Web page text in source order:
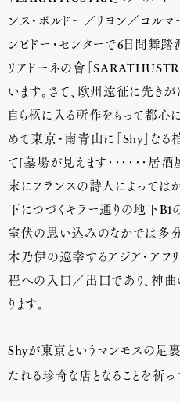
ンス・ボルドー／リヨン／コルマ
ンピドー・センターで6日間舞
リアドーネの會「
います。さて、欧州遠征に先き
自ら柩に入る所作をもって都
めて東京・南青山に「Shy」なる
て[墓場が見えます･･････居酒
末にフランスの詩人によっては
下につづくキラー通りの地下B1
室伏の思い込みのなかでは多
木乃伊の巡幸するアジア・アフ
程への入口／出口であり、神曲
ります。
Shyが東京というマンモスの足
たれる珍奇な店となることを祈っ